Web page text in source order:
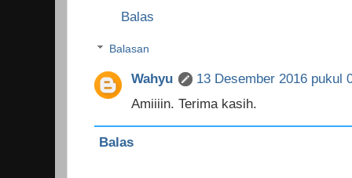
Balas
Balasan
Wahyu
13 Desember 2016 pukul
Amiiiin. Terima kasih.
Balas